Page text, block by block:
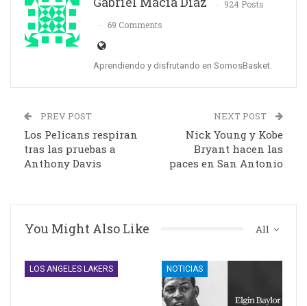
924 Posts
69 Comments
Aprendiendo y disfrutando en SomosBasket.
PREV POST
Los Pelicans respiran
tras las pruebas a
Anthony Davis
NEXT POST
Nick Young y Kobe
Bryant hacen las
paces en San Antonio
All
You Might Also Like
LOS ANGELES LAKERS NOTICIAS